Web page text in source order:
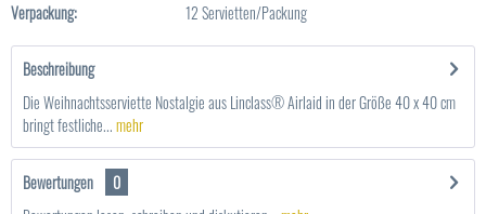
Verpackung:
12 Servietten/Packung
Beschreibung
Die Weihnachtsserviette Nostalgie aus Linclass® Airlaid in der Größe 40 x 40 cm
bringt festliche...mehr
Bewertungen
0